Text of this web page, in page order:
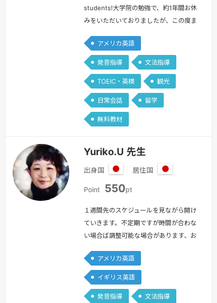
students!大学院の勉強で、約1年間お休
みをいただいておりましたが、この度ま
た！またみなさんと色々なお話ができる
のを楽しみにしています。どうぞよろし
くお願いいたします。また、より多くの
方にレッスンをご受講いただけるよう
に、現在は期間限定で500ポイントでレ
ッスンをご提供しています。お試し感覚
で構いませんので…
アメリカ英語
発音指導 文法指導
TOEIC・英検 観光
日常会話 留学
無料教材
Yuriko.U 先生
出身国
本
居住国
Point 550pt
１週間先のスケジュールを見ながら開け
ていきます。不定期ですが時間が合わな
い場合ば調整可能な場合があります、お
めまして。Yuriko.Uと申します。私のレ
ッスンは誰に対してもオープンであり、
指導スタイルは柔軟で、優しい先生を目
指しています。また、レッスンの中に毎
アメリカ英語
イギリス英語
発音指導 文法指導